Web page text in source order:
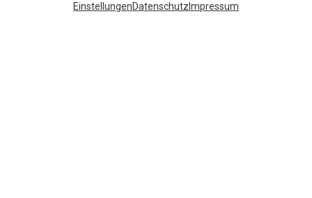
EinstellungenDatenschutz Impressum